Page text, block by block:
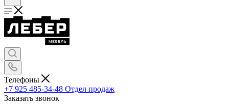
Телефоны
+7 925 485-34-48 Отдел продаж
Заказать звонок